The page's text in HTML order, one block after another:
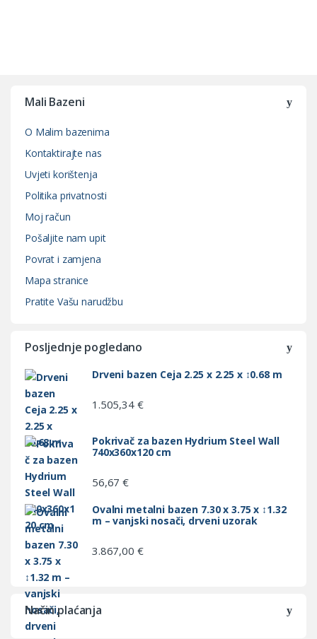
Mali Bazeni
O Malim bazenima
Kontaktirajte nas
Uvjeti korištenja
Politika privatnosti
Moj račun
Pošaljite nam upit
Povrat i zamjena
Mapa stranice
Pratite Vašu narudžbu
Posljednje pogledano
Drveni bazen Ceja 2.25 x 2.25 x ↕0.68 m
1.505,34 €
Pokrivač za bazen Hydrium Steel Wall
740x360x120 cm
56,67€
Ovalni metalni bazen 7.30 x 3.75 x ↕1.32
m – vanjski nosači, drveni uzorak
3.867,00 €
Način plaćanja